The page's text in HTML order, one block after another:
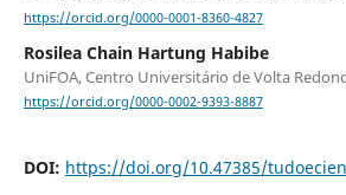
https://orcid.org/0000-0001-8360-4827
Rosilea Chain Hartung Habibe
UniFOA, Centro Universitário de Volta
https://orcid.org/0000-0002-9393-8887
DOI: https://doi.org/10.47385/